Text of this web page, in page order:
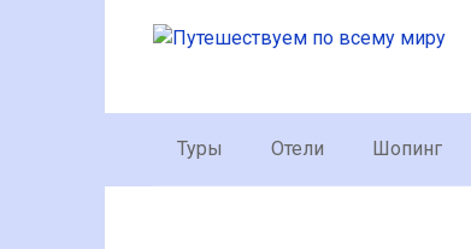
Туры Отели Шопинг